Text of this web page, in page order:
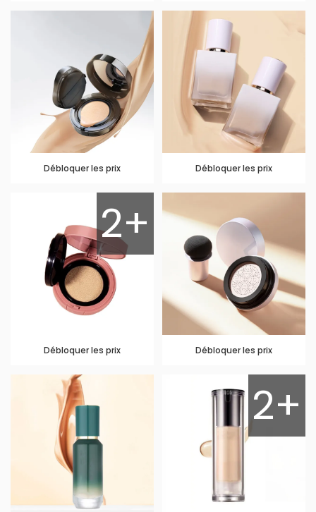
Débloquer les prix Débloquer les prix
2+
Débloquer les prix Débloquer les prix
2+